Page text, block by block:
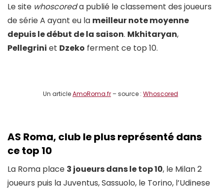
Le site whoscoreda publié le classement des joueurs
de série A ayant eu la meilleur note moyenne
depuis le début de la saison. Mkhitaryan,
Pellegrini et Dzeko ferment ce top 10.
Un articleAmoRoma.fr – source : Whoscored
AS Roma, club le plus représenté dans
ce top 10
La Roma place 3 joueurs dans le top 10, le Milan 2
joueurs puis la Juventus, Sassuolo, le Torino, l’Udinese